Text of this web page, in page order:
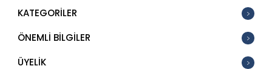
KATEGORİLER
ÖNEMLİ BİLGİLER
ÜYELİK